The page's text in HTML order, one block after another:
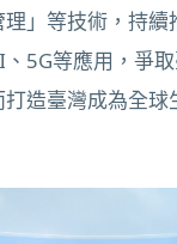
」等技術，持續
5G等應用，爭
造臺灣成為全